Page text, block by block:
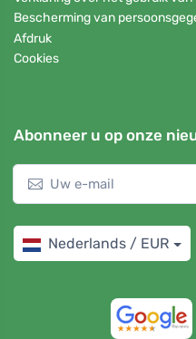
Bescherming van
Afdruk
Cookies
Abonneer u op onze
Nederlands / EUR